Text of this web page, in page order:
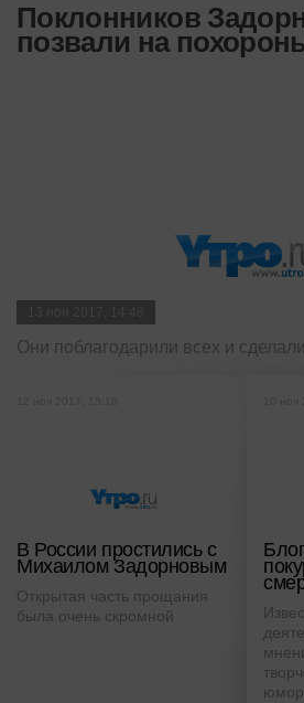
Поклонников
позвали на
Они поблагодарили всех и
В России простились с
Михаилом Задорновым
Открытая часть прощания
была очень скромной